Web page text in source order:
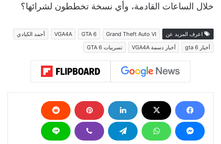
خلال الساعات القادمة، وأي نسخة تخططون لشرائها؟
اعرف المزيد عن Grand Theft Auto VI
GTA 6
VGA4A
أحمد الكيادي
أخبار gta 6
أخبار دسمة VGA4A تسريبات GTA 6